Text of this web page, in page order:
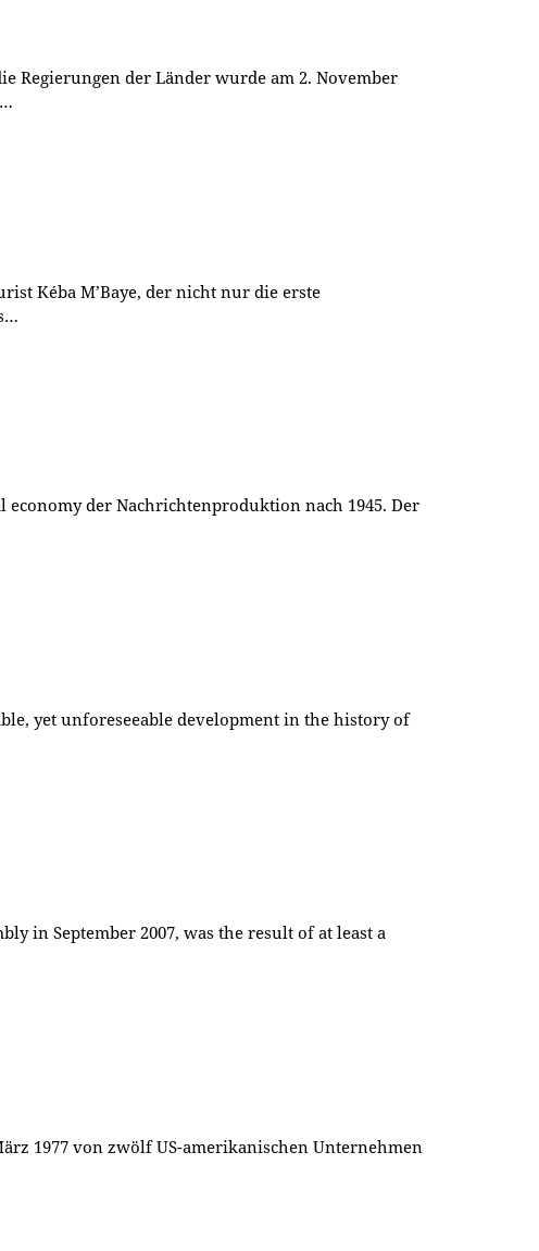
Regierungen der Länder wurde am 2. November
Kéba M’Baye, der nicht nur die erste
economy der Nachrichtenproduktion nach 1945. Der
yet unforeseeable development in the history of
in September 2007, was the result of at least a
1977 von zwölf US-amerikanischen Unternehmen